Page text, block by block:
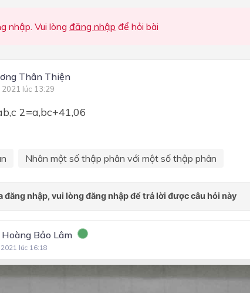
Chủ đề 3: Một số đơn vị đo
Chủ đề 7: Tỉ số và các bài
Chủ đề 8: Thể tích. Đơn vị
Chủ đề 10: Số đo thời gian,
tốc. Các bài toán liên quan
nhập. Vui lòng đăng nhập để hỏi bài
Thân Thiện
lúc 13:29
2=a,bc+41,06
Nhân một số thập phân với một số thập phân
Bảo Lâm
lúc 16:18